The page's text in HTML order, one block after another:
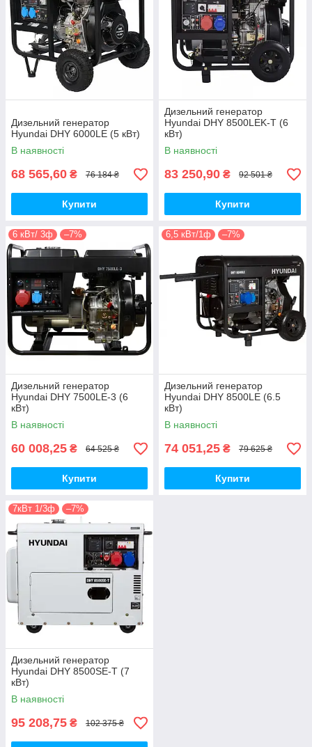
Дизельний генератор
Hyundai DHY 6000LE (5 кВт)
В наявності
68 565,60 ₴ 76 184 ₴
Купити
Дизельний генератор
Hyundai DHY 8500LEK-Т (6
кВт)
В наявності
83 250,90 ₴ 92 501 ₴
Купити
6 кВт/ 3ф –7%
Дизельний генератор
Hyundai DHY 7500LE-3 (6
кВт)
В наявності
60 008,25 ₴ 64 525 ₴
Купити
6,5 кВт/1ф –7%
Дизельний генератор
Hyundai DHY 8500LE (6.5
кВт)
В наявності
74 051,25 ₴ 79 625 ₴
Купити
7кВт 1/3ф –7%
Дизельний генератор
Hyundai DHY 8500SE-T (7
кВт)
В наявності
95 208,75 ₴ 102 375 ₴